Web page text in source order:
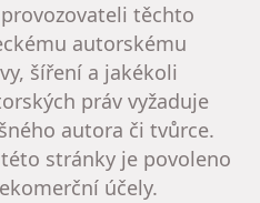
těchto
autorskému
šíření a jakékoli
práv vyžaduje
autora či tvůrce.
stránky je povoleno
účely.